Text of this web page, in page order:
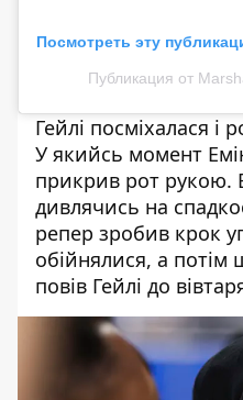
Посмотреть эту
Публикация от
Гейлі посміхалася і
У якийсь момент
прикрив рот рукою.
дивлячись на
репер зробив крок
обійнялися, а
повів Гейлі до